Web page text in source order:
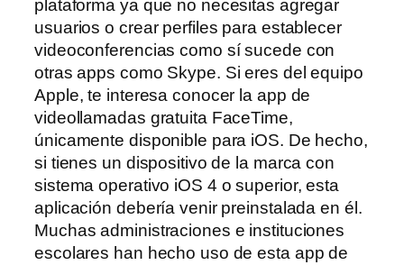
plataforma ya que no necesitas agregar
usuarios o crear perfiles para establecer
videoconferencias como sí sucede con
otras apps como Skype. Si eres del equipo
Apple, te interesa conocer la app de
videollamadas gratuita FaceTime,
únicamente disponible para iOS. De hecho,
si tienes un dispositivo de la marca con
sistema operativo iOS 4 o superior, esta
aplicación debería venir preinstalada en él.
Muchas administraciones e instituciones
escolares han hecho uso de esta app de